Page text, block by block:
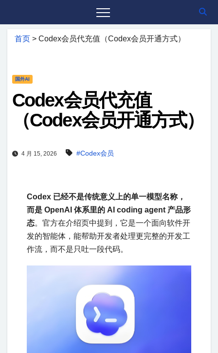
首页 > Codex会员代充值（Codex会员开通方式）
国外AI
Codex会员代充值
（Codex会员开通方式）
4 月 15, 2026 #Codex会员
Codex 已经不是传统意义上的单一模型名称，
而是 OpenAI 体系里的 AI coding agent 产品形
态。官方在介绍页中提到，它是一个面向软件开
发的智能体，能帮助开发者处理更完整的开发工
作流，而不是只吐一段代码。